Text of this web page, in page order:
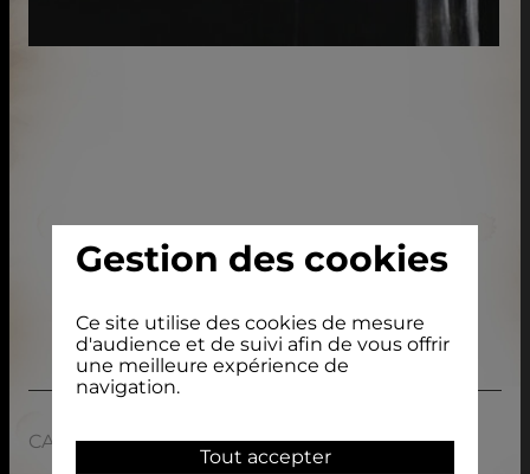
CARACTÉRISTIQUES
Gestion des cookies
Ce site utilise des cookies de mesure
d'audience et de suivi afin de vous offrir
une meilleure expérience de
navigation.
Tout accepter